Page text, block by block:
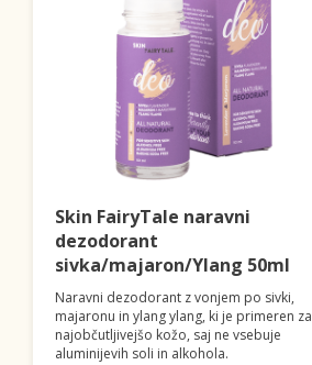
Skin FairyTale naravni
dezodorant
sivka/majaron/Ylang 50ml
Naravni dezodorant z vonjem po sivki,
majaronu in ylang ylang, ki je primeren za
najobčutljivejšo kožo, saj ne vsebuje
aluminijevih soli in alkohola.